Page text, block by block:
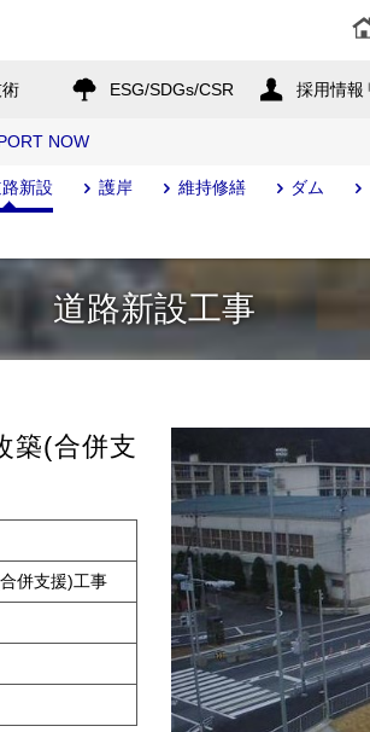
ESG/SDGs/CSR 採用情報
NOW
新設 護岸 維持修繕 ダム
道路新設工事
築(合併支
併支援)工事